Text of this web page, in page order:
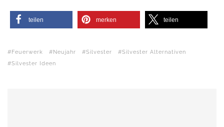
teilen merken teilen
Feuerwerk Neujahr Silvester
Silvester Alternativen
Silvester Ideen